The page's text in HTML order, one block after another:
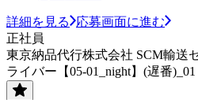
詳細を見る
応募画面に進む
正社員
東京納品代行株式会社 SCM輸送
ライバー【05-01_night】(遅番)_01